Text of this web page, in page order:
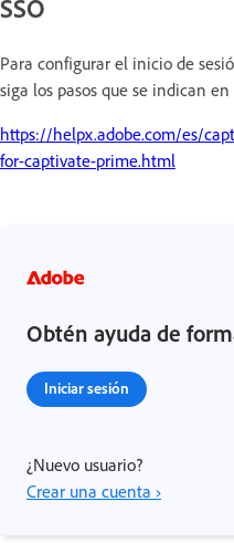
SSO
Para configurar el inicio de
siga los pasos que se indican
https://helpx.adobe.com/es/
for-captivate-prime.html
Obtén ayuda de
Iniciar sesión
¿Nuevo usuario?
Crear una cuenta ›